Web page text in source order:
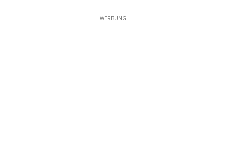
WERBUNG